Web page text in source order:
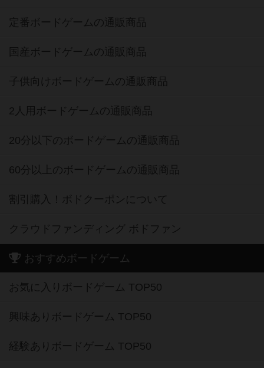
定番ボードゲームの通販商品
国産ボードゲームの通販商品
子供向けボードゲームの通販商品
2人用ボードゲームの通販商品
20分以下のボードゲームの通販商品
60分以上のボードゲームの通販商品
割引購入！ボドクーポンについて
クラウドファンディング ボドファン
おすすめボードゲーム
お気に入りボードゲーム TOP50
興味ありボードゲーム TOP50
経験ありボードゲーム TOP50